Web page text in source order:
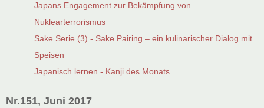
Japans Engagement zur Bekämpfung von
Nuklearterrorismus
Sake Serie (3) - Sake Pairing – ein kulinarischer Dialog mit
Speisen
Japanisch lernen - Kanji des Monats
Nr.151, Juni 2017